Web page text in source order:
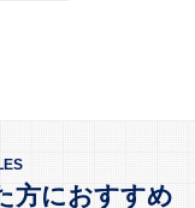
方におすすめ